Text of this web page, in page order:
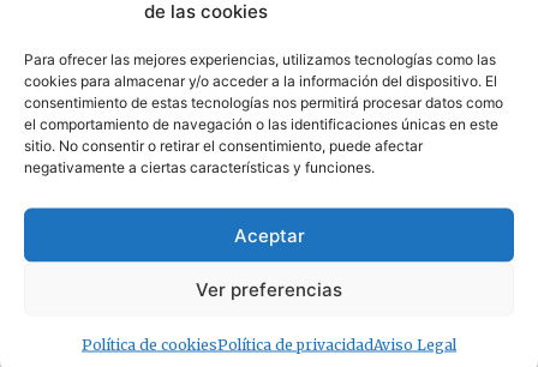
de las cookies
Para ofrecer las mejores experiencias, utilizamos tecnologías como las
cookies para almacenar y/o acceder a la información del dispositivo. El
consentimiento de estas tecnologías nos permitirá procesar datos como
el comportamiento de navegación o las identificaciones únicas en este
sitio. No consentir o retirar el consentimiento, puede afectar
negativamente a ciertas características y funciones.
Aceptar
Ver preferencias
Política de cookiesPolítica de privacidadAviso Legal